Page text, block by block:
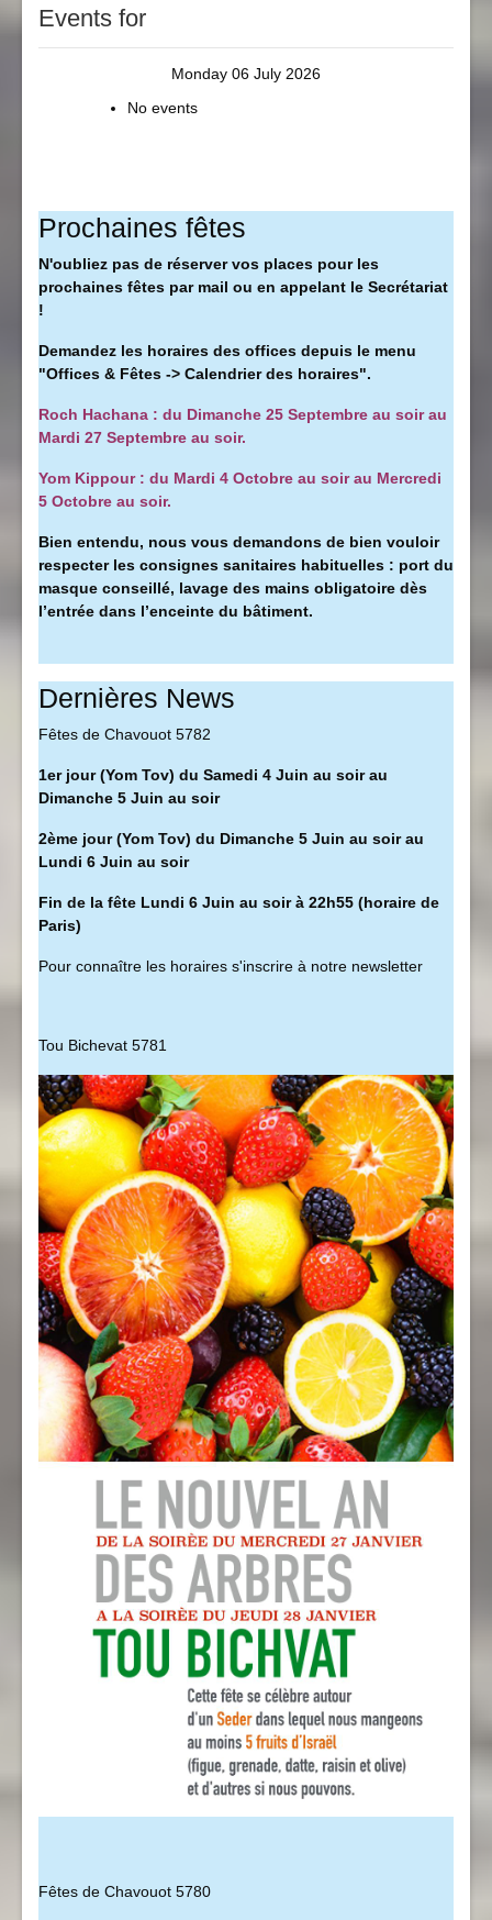
Events for
Monday 06 July 2026
No events
Prochaines fêtes
N'oubliez pas de réserver vos places pour les
prochaines fêtes par mail ou en appelant le Secrétariat
!
Demandez les horaires des offices depuis le menu
"Offices & Fêtes -> Calendrier des horaires".
Roch Hachana : du Dimanche 25 Septembre au soir au
Mardi 27 Septembre au soir.
Yom Kippour : du Mardi 4 Octobre au soir au Mercredi
5 Octobre au soir.
Bien entendu, nous vous demandons de bien vouloir
respecter les consignes sanitaires habituelles : port du
masque conseillé, lavage des mains obligatoire dès
l’entrée dans l’enceinte du bâtiment.
Dernières News
Fêtes de Chavouot 5782
1er jour (Yom Tov) du Samedi 4 Juin au soir au
Dimanche 5 Juin au soir
2ème jour (Yom Tov) du Dimanche 5 Juin au soir au
Lundi 6 Juin au soir
Fin de la fête Lundi 6 Juin au soir à 22h55 (horaire de
Paris)
Pour connaître les horaires s'inscrire à notre newsletter
Tou Bichevat 5781
Fêtes de Chavouot 5780